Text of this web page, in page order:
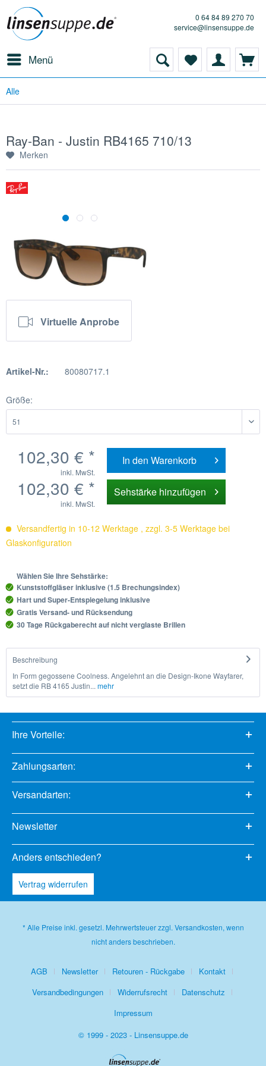
0 64 84 89 270 70
service@linsensuppe.de
Menü
Alle
Ray-Ban - Justin RB4165 710/13
Merken
Virtuelle Anprobe
Artikel-Nr.: 80080717.1
Größe:
102,30 € *
inkl. MwSt.
In den Warenkorb
102,30 € *
inkl. MwSt.
Sehstärke hinzufügen
Versandfertig in 10-12 Werktage , zzgl. 3-5 Werktage bei
Glaskonfiguration
Wählen Sie Ihre Sehstärke:
Kunststoffgläser inklusive (1.5 Brechungsindex)
Hart und Super-Entspiegelung inklusive
Gratis Versand- und Rücksendung
30 Tage Rückgaberecht auf nicht verglaste Brillen
Beschreibung
In Form gegossene Coolness. Angelehnt an die Design-Ikone Wayfarer,
setzt die RB 4165 Justin... mehr
Ihre Vorteile:
Zahlungsarten:
Versandarten:
Newsletter
Anders entschieden?
Vertrag widerrufen
* Alle Preise inkl. gesetzl. Mehrwertsteuer zzgl. Versandkosten, wenn
nicht anders beschrieben.
AGB Newsletter Retouren - Rückgabe
Kontakt
Versandbedingungen
Widerrufsrecht
Datenschutz
Impressum
© 1999 - 2023 - Linsensuppe.de